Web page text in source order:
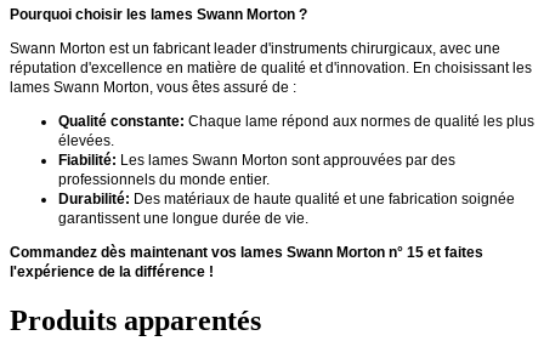
Pourquoi choisir les lames Swann Morton ?
Swann Morton est un fabricant leader d'instruments chirurgicaux, avec une
réputation d'excellence en matière de qualité et d'innovation. En choisissant les
lames Swann Morton, vous êtes assuré de :
Qualité constante: Chaque lame répond aux normes de qualité les plus
élevées.
Fiabilité: Les lames Swann Morton sont approuvées par des
professionnels du monde entier.
Durabilité: Des matériaux de haute qualité et une fabrication soignée
garantissent une longue durée de vie.
Commandez dès maintenant vos lames Swann Morton n° 15 et faites
l'expérience de la différence !
Produits apparentés